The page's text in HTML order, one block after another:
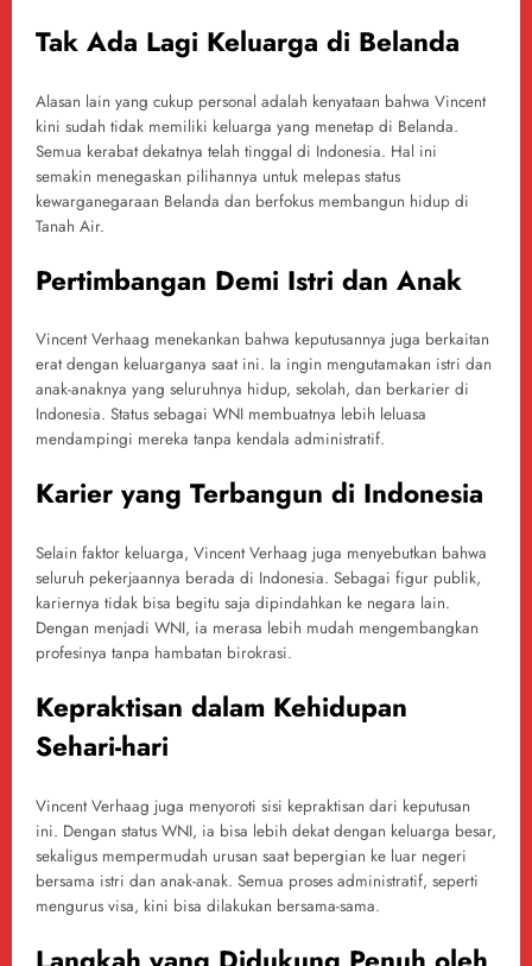
Tak Ada Lagi Keluarga di Belanda
Alasan lain yang cukup personal adalah kenyataan bahwa Vincent
kini sudah tidak memiliki keluarga yang menetap di Belanda.
Semua kerabat dekatnya telah tinggal di Indonesia. Hal ini
semakin menegaskan pilihannya untuk melepas status
kewarganegaraan Belanda dan berfokus membangun hidup di
Tanah Air.
Pertimbangan Demi Istri dan Anak
Vincent Verhaag menekankan bahwa keputusannya juga berkaitan
erat dengan keluarganya saat ini. Ia ingin mengutamakan istri dan
anak-anaknya yang seluruhnya hidup, sekolah, dan berkarier di
Indonesia. Status sebagai WNI membuatnya lebih leluasa
mendampingi mereka tanpa kendala administratif.
Karier yang Terbangun di Indonesia
Selain faktor keluarga, Vincent Verhaag juga menyebutkan bahwa
seluruh pekerjaannya berada di Indonesia. Sebagai figur publik,
kariernya tidak bisa begitu saja dipindahkan ke negara lain.
Dengan menjadi WNI, ia merasa lebih mudah mengembangkan
profesinya tanpa hambatan birokrasi.
Kepraktisan dalam Kehidupan
Sehari-hari
Vincent Verhaag juga menyoroti sisi kepraktisan dari keputusan
ini. Dengan status WNI, ia bisa lebih dekat dengan keluarga besar,
sekaligus mempermudah urusan saat bepergian ke luar negeri
bersama istri dan anak-anak. Semua proses administratif, seperti
mengurus visa, kini bisa dilakukan bersama-sama.